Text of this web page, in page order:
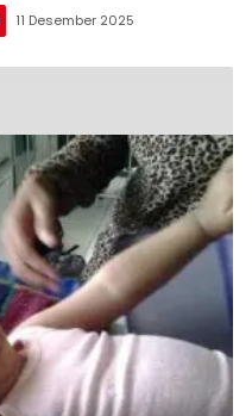
11 Desember 2025